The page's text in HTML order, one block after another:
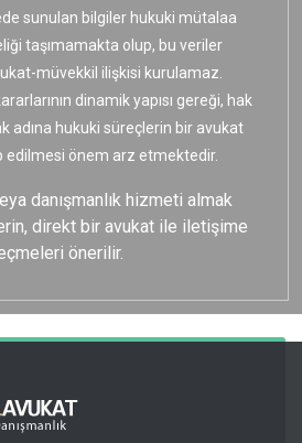
sunulan bilgiler hukuki mütalaa
taşımamakta olup, bu veriler
müvekkil ilişkisi kurulamaz.
dinamik yapısı gereği, hak
adına hukuki süreçlerin bir avukat
edilmesi önem arz etmektedir.
danışmanlık hizmeti almak
direkt bir avukat ile iletişime
önerilir.